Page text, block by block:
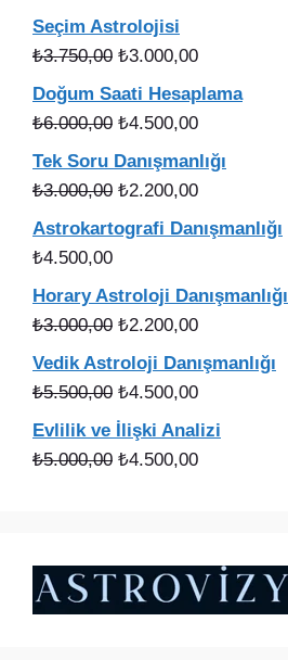
fiyat:
₺5.000,00.fiyat:
Seçim Astrolojisi
₺3.750,00 Orijinal
fiyat:
₺3.750,00.
₺3.000,00Şu
andaki
fiyat:
Doğum Saati Hesaplama
₺6.000,00 Orijinal
fiyat:
₺6.000,00.
₺4.500,00Şu
andaki
fiyat:
Tek Soru Danışmanlığı
₺3.000,00 Orijinal
fiyat:
₺2.200,00Şu
Astrokartografi Danışmanlığı
₺4.500,00
Horary Astroloji Danışmanlığı
₺3.000,00 Orijinal
fiyat:
₺3.000,00.
₺2.200,00Şu
fiyat:
Vedik Astroloji Danışmanlığı
₺5.500,00 Orijinal
fiyat:
₺5.500,00.
₺4.500,00Şu
andaki
fiyat:
Evlilik ve İlişki Analizi
₺5.000,00 Orijinal
₺4.500,00Şu